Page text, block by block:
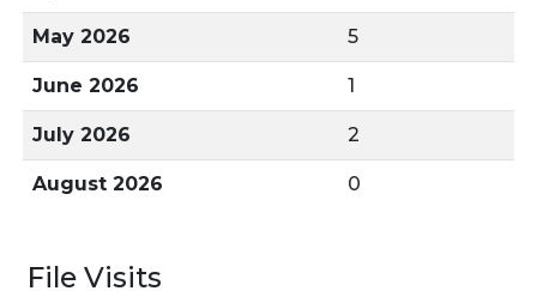
May 2026 5
June 2026 1
July 2026 2
August 2026 0
File Visits